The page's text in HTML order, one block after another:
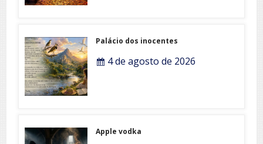
Palácio dos inocentes
4 de agosto de 2026
Apple vodka